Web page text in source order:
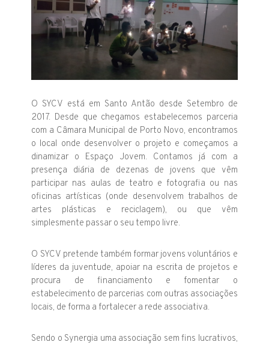
O SYCV está em Santo Antão desde Setembro de
2017. Desde que chegamos estabelecemos parceria
com a Câmara Municipal de Porto Novo, encontramos
o local onde desenvolver o projeto e começamos a
dinamizar o Espaço Jovem. Contamos já com a
presença diária de dezenas de jovens que vêm
participar nas aulas de teatro e fotografia ou nas
oficinas artísticas (onde desenvolvem trabalhos de
artes plásticas e reciclagem), ou que vêm
simplesmente passar o seu tempo livre.
O SYCV pretende também formar jovens voluntários e
líderes da juventude, apoiar na escrita de projetos e
procura de financiamento e fomentar o
estabelecimento de parcerias com outras associações
locais, de forma a fortalecer a rede associativa.
Sendo o Synergia uma associação sem fins lucrativos,